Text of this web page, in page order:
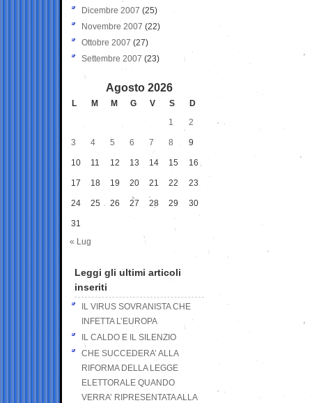
Dicembre 2007 (25)
Novembre 2007 (22)
Ottobre 2007 (27)
Settembre 2007 (23)
Agosto 2026
L M M G V S
D
1
2
3 4 5 6 7 8 9
10 11 12 13 14 15 16
17 18 19 20 21 22 23
24 25 26 27 28 29 30
31
« Lug
Leggi gli ultimi articoli
inseriti
IL VIRUS SOVRANISTA CHE
INFETTA L’EUROPA
IL CALDO E IL SILENZIO
CHE SUCCEDERA’ ALLA
RIFORMA DELLA LEGGE
ELETTORALE QUANDO
VERRA’ RIPRESENTATA ALLA